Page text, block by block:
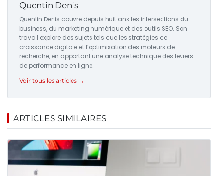
Quentin Denis
Quentin Denis couvre depuis huit ans les intersections du
business, du marketing numérique et des outils SEO. Son
travail explore des sujets tels que les stratégies de
croissance digitale et l’optimisation des moteurs de
recherche, en apportant une analyse technique des leviers
de performance en ligne.
Voir tous les articles →
ARTICLES SIMILAIRES